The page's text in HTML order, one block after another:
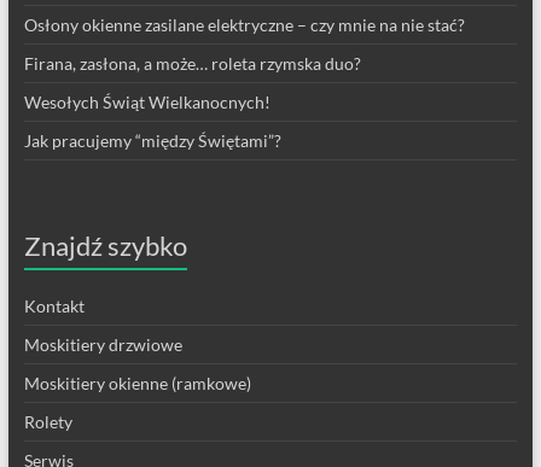
Osłony okienne zasilane elektryczne – czy mnie na nie stać?
Firana, zasłona, a może… roleta rzymska duo?
Wesołych Świąt Wielkanocnych!
Jak pracujemy “między Świętami”?
Znajdź szybko
Kontakt
Moskitiery drzwiowe
Moskitiery okienne (ramkowe)
Rolety
Serwis